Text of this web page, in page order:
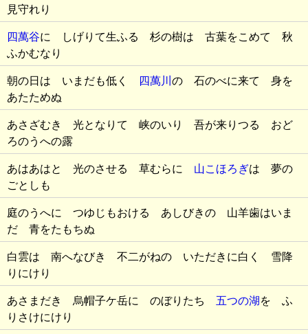
見守れり
四萬谷に しげりて生ふる 杉の樹は 古葉をこめて 秋
ふかむなり
朝の日は いまだも低く 四萬川 の 石のべに来て 身を
あたためぬ
あさざむき 光となりて 峡のいり 吾が来りつる おど
ろのうへの露
あはあはと 光のさせる 草むらに 山こほろぎは 夢の
ごとしも
庭のうへに つゆじもおける あしびきの 山羊歯はいま
だ 青をたもちぬ
白雲は 南へなびき 不二がねの いただきに白く 雪降
りにけり
あさまだき 烏帽子ケ岳に のぼりたち 五つの湖 を ふ
りさけにけり